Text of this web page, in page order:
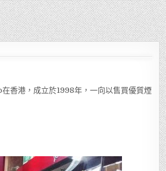
香港，成立於1998年，一向以售買優質煙